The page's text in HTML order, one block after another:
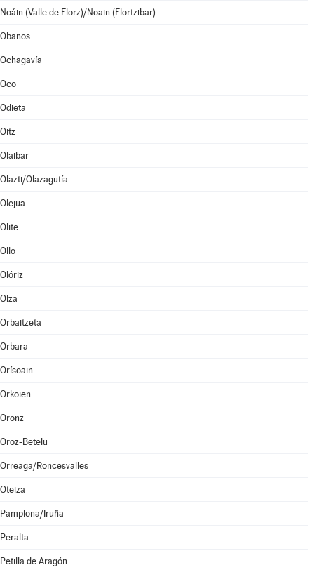
Noáin (Valle de Elorz)/Noain (Elortzibar)
Obanos
Ochagavía
Oco
Odieta
Oitz
Olaibar
Olazti/Olazagutía
Olejua
Olite
Ollo
Olóriz
Olza
Orbaitzeta
Orbara
Orísoain
Orkoien
Oronz
Oroz-Betelu
Orreaga/Roncesvalles
Oteiza
Pamplona/Iruña
Peralta
Petilla de Aragón